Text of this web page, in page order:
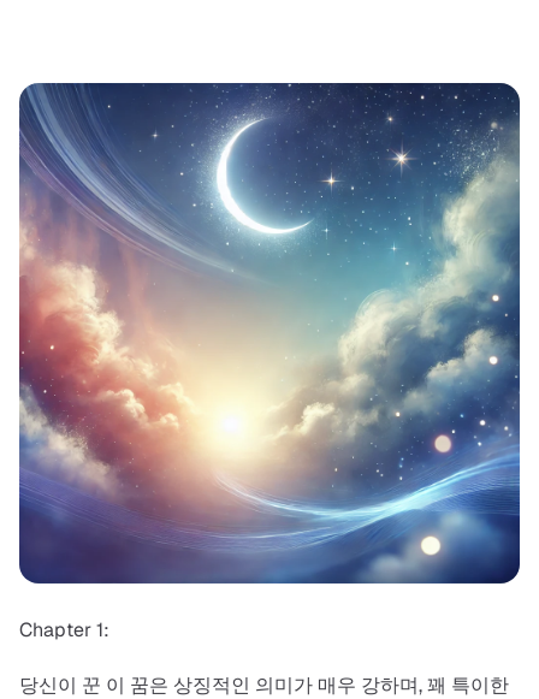
Chapter 1:
당신이 꾼 이 꿈은 상징적인 의미가 매우 강하며, 꽤 특이한